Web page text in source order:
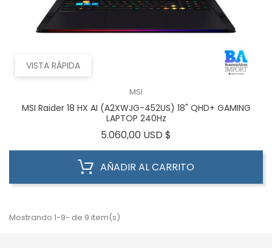
VISTA RÁPIDA
MSI
MSI Raider 18 HX AI (A2XWJG-452US) 18" QHD+ GAMING
LAPTOP 240Hz
5.060,00 USD $
AÑADIR AL CARRITO
Mostrando 1-9- de 9 item(s)